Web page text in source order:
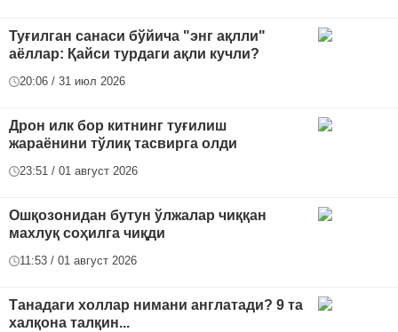
Туғилган санаси бўйича "энг ақлли"
аёллар: Қайси турдаги ақли кучли?
20:06 / 31 июл 2026
Дрон илк бор китнинг туғилиш
жараёнини тўлиқ тасвирга олди
23:51 / 01 август 2026
Ошқозонидан бутун ўлжалар чиққан
махлуқ соҳилга чиқди
11:53 / 01 август 2026
Танадаги холлар нимани англатади? 9 та
халқона талқин...